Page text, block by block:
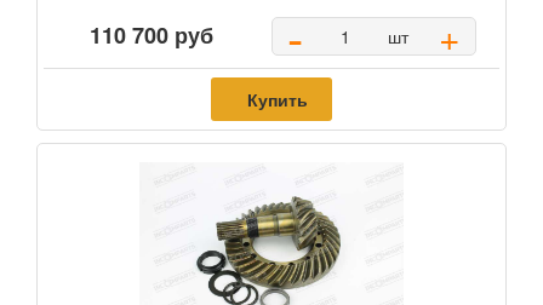
110 700 руб - шт +
Купить